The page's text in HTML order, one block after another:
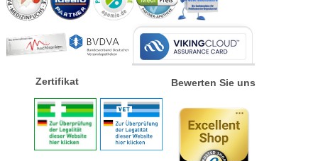
Zertifikat Bewerten Sie uns